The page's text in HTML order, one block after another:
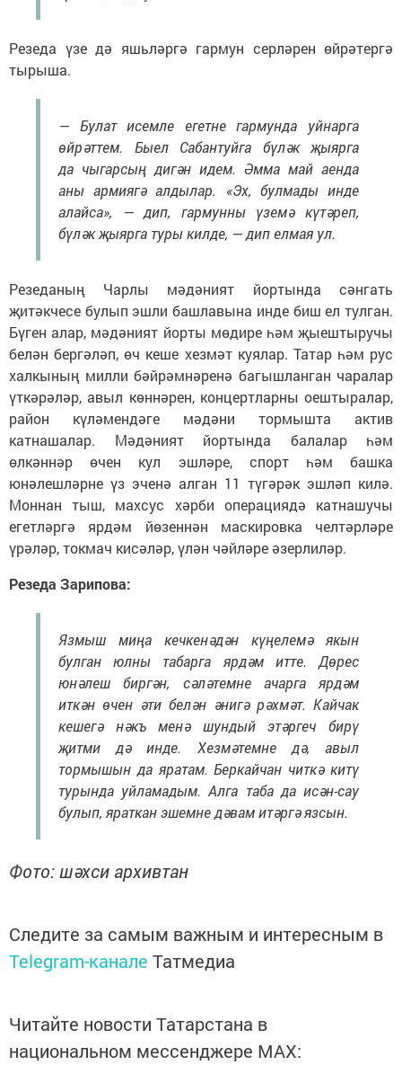
Резеда үзе дә яшьләргә гармун серләрен өйрәтергә
тырыша.
— Булат исемле егетне гармунда уйнарга
өйрәттем. Быел Сабантуйга бүләк җыярга
да чыгарсың дигән идем. Әмма май аенда
аны армиягә алдылар. «Эх, булмады инде
алайса», — дип, гармунны үземә күтәреп,
бүләк җыярга туры килде, — дип елмая ул.
Резеданың Чарлы мәдәният йортында сәнгать
җитәкчесе булып эшли башлавына инде биш ел тулган.
Бүген алар, мәдәният йорты мөдире һәм җыештыручы
белән бергәләп, өч кеше хезмәт куялар. Татар һәм рус
халкының милли бәйрәмнәренә багышланган чаралар
үткәрәләр, авыл көннәрен, концертларны оештыралар,
район күләмендәге мәдәни тормышта актив
катнашалар. Мәдәният йортында балалар һәм
өлкәннәр өчен кул эшләре, спорт һәм башка
юнәлешләрне үз эченә алган 11 түгәрәк эшләп килә.
Моннан тыш, махсус хәрби операциядә катнашучы
егетләргә ярдәм йөзеннән маскировка челтәрләре
үрәләр, токмач кисәләр, үлән чәйләре әзерлиләр.
Резеда Зарипова:
Язмыш миңа кечкенәдән күңелемә якын
булган юлны табарга ярдәм итте. Дөрес
юнәлеш биргән, сәләтемне ачарга ярдәм
иткән өчен әти белән әнигә рәхмәт. Кайчак
кешегә нәкъ менә шундый этәргеч бирү
җитми дә инде. Хезмәтемне дә, авыл
тормышын да яратам. Беркайчан читкә китү
турында уйламадым. Алга таба да исән-сау
булып, яраткан эшемне дәвам итәргә язсын.
Фото: шәхси архивтан
Следите за самым важным и интересным в
Telegram-канале Татмедиа
Читайте новости Татарстана в
национальном мессенджере MАХ: